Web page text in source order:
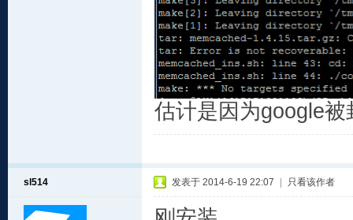
估计是因为google被
sl514 发表于 2014-6-19 22:07 只看该作者